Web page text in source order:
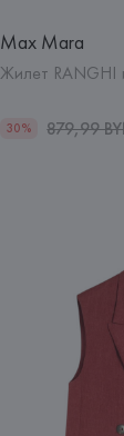
Max Mara
Жилет RANGHI
30% 879,99